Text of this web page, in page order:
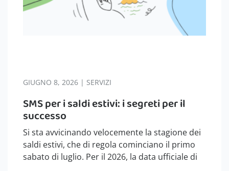
GIUGNO 8, 2026 | SERVIZI
SMS per i saldi estivi: i segreti per il
successo
Si sta avvicinando velocemente la stagione dei
saldi estivi, che di regola cominciano il primo
sabato di luglio. Per il 2026, la data ufficiale di